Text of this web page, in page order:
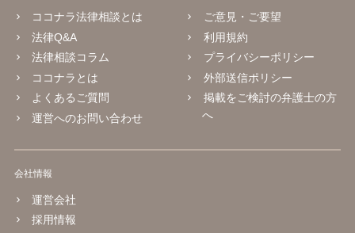
ココナラ法律相談とは
法律Q&A
法律相談コラム
ココナラとは
よくあるご質問
運営へのお問い合わせ
ご意見・ご要望
利用規約
プライバシーポリシー
外部送信ポリシー
掲載をご検討の弁護士の方
へ
会社情報
運営会社
採用情報